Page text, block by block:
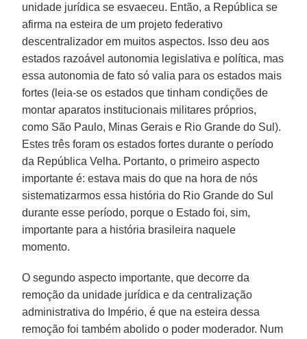
unidade jurídica se esvaeceu. Então, a República se
afirma na esteira de um projeto federativo
descentralizador em muitos aspectos. Isso deu aos
estados razoável autonomia legislativa e política, mas
essa autonomia de fato só valia para os estados mais
fortes (leia-se os estados que tinham condições de
montar aparatos institucionais militares próprios,
como São Paulo, Minas Gerais e Rio Grande do Sul).
Estes três foram os estados fortes durante o período
da República Velha. Portanto, o primeiro aspecto
importante é: estava mais do que na hora de nós
sistematizarmos essa história do Rio Grande do Sul
durante esse período, porque o Estado foi, sim,
importante para a história brasileira naquele
momento.
O segundo aspecto importante, que decorre da
remoção da unidade jurídica e da centralização
administrativa do Império, é que na esteira dessa
remoção foi também abolido o poder moderador. Num